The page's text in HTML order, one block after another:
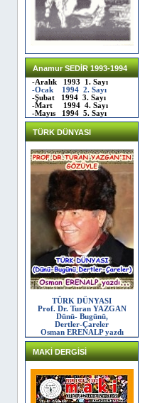
Anamur SEDİR 1993-1994
-Aralık 1993 1. Sayı
-Ocak 1994 2. Sayı
-Şubat 1994 3. Sayı
-Mart 1994 4. Sayı
-Mayıs 1994 5. Sayı
TÜRK DÜNYASI
TÜRK DÜNYASI
Prof. Dr. Turan YAZGAN
Dünü- Bugünü,
Dertler-Çareler
Osman ERENALP yazdı
MAKİ DERGİSİ